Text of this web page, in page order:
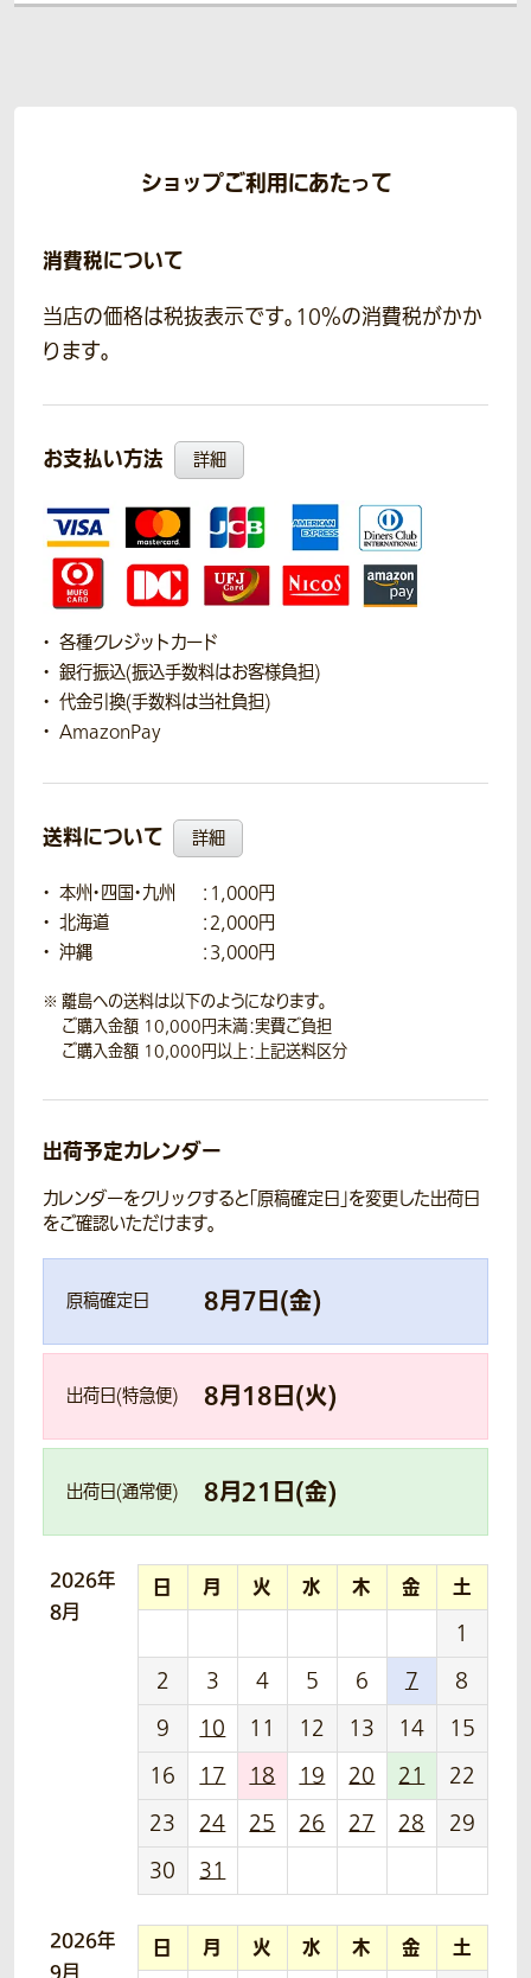
ショップご利用にあたって
消費税について
当店の価格は税抜表示です。10％の消費税がかか
ります。
お支払い方法 詳細
各種クレジットカード
銀行振込(振込手数料はお客様負担)
代金引換(手数料は当社負担)
AmazonPay
送料について 詳細
本州・四国・九州
：1,000円
北海道
：2,000円
沖縄
：3,000円
離島への送料は以下のようになります。
ご購入金額 10,000円未満：実費ご負担
ご購入金額 10,000円以上：上記送料区分
出荷予定カレンダー
カレンダーをクリックすると「原稿確定日」を変更した出荷日
をご確認いただけます。
原稿確定日 8月7日(金)
出荷日(特急便) 8月18日(火)
出荷日(通常便) 8月21 日(金)
2026年
8月
日 月 火 水 木 金 土
1
2
3 4 5 6 7
8
9
10 11 12 13 14
15
16
17 18 19 20 21
22
23
24 25 26 27 28
29
30
31
2026年
9月
日 月 火 水 木 金 土